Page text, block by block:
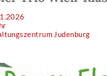
Judenburg